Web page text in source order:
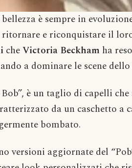
è sempre in
e riconquistare il
cheVictoria Beckham ha
a dominare le scene
è un taglio di capelli
da un caschetto a
bombato.
versioni aggiornate del